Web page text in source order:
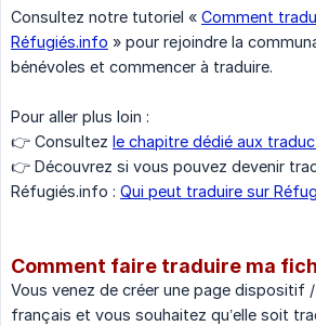
Consultez notre tutoriel « Comment
Réfugiés.info » pour rejoindre la
bénévoles et commencer à traduire.
Pour aller plus loin :
👉 Consultez le chapitre dédié aux
👉 Découvrez si vous pouvez devenir
Réfugiés.info : Qui peut traduire sur
Comment faire traduire ma
Vous venez de créer une page dispositif
français et vous souhaitez qu’elle soit